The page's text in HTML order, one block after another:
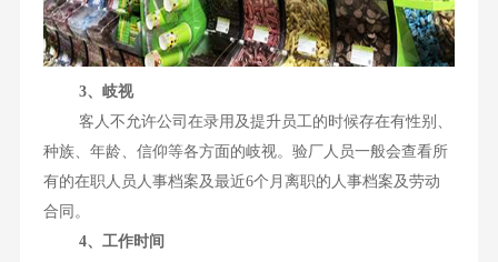
3、岐视
客人不允许公司在录用及提升员工的时候存在有性别、
种族、年龄、信仰等各方面的岐视。验厂人员一般会查看所
有的在职人员人事档案及最近6个月离职的人事档案及劳动
合同。
4、工作时间